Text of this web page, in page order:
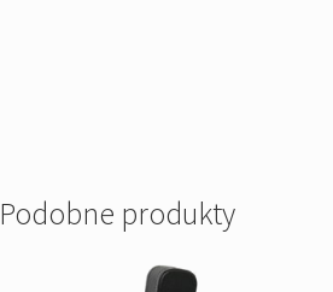
Podobne produkty